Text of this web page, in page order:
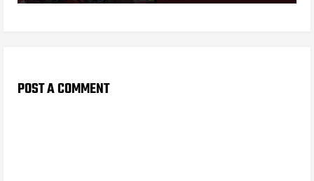
POST A COMMENT